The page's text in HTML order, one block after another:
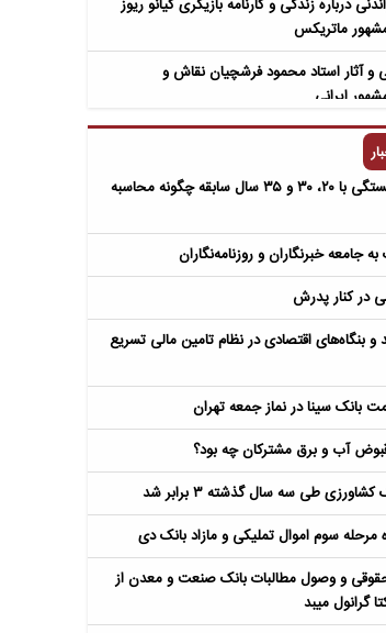
درباره زندگی و کارنامه بازیگری کیانو ریوز
مشهور ماتریکس
و آثار استاد محمود فرشچیان نقاش و
ایرانی
و آثار عباس معروفی نویسنده ایرانی و خالق رمان
مستمری بازنشستگی با ۲۰، ۳۰ و ۳۵ سال سابقه چگونه محاسبه
جامعه خبرنگاران و روزنامه‌نگاران
در کنار پدرش
و بنگاه‌های اقتصادی در نظام تامین مالی تسریع
بانک سینا در نماز جمعه تهران
آب و برق مشترکان چه بود؟
طی سه سال گذشته ۳ برابر شد
مرحله سوم اموال تملیکی و مازاد بانک دی
حقوقی و وصول مطالبات بانک صنعت و معدن از
گرانول میبد